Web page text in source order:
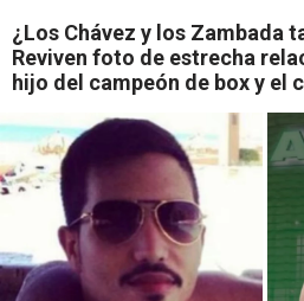
¿Los Chávez y los Zambada
Reviven foto de estrecha
hijo del campeón de box y el